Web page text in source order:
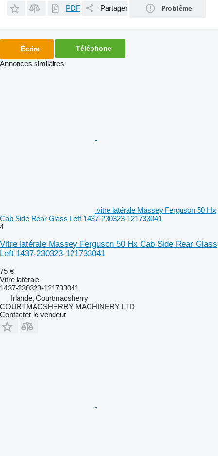
PDF Partager Problème
Écrire Téléphone
Annonces similaires
vitre latérale Massey Ferguson 50 Hx
Cab Side Rear Glass Left 1437-230323-121733041
4
Vitre latérale Massey Ferguson 50 Hx Cab Side Rear Glass
Left 1437-230323-121733041
75 €
Vitre latérale
1437-230323-121733041
Irlande, Courtmacsherry
COURTMACSHERRY MACHINERY LTD
Contacter le vendeur